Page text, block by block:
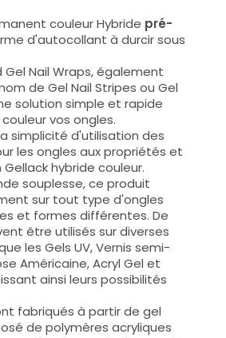
couleur Hybride pré-
d'autocollant à durcir sous
Gel Nail Wraps, également
de Gel Nail Stripes ou Gel
solution simple et rapide
vos ongles.
simplicité d'utilisation des
les ongles aux propriétés et
hybride couleur.
souplesse, ce produit
sur tout type d'ongles
et formes différentes. De
être utilisés sur diverses
lesGels UV, Vernis semi-
Américaine, Acryl Gel et
ainsi leurs possibilités
fabriqués à partir de gel
de polymères acryliques